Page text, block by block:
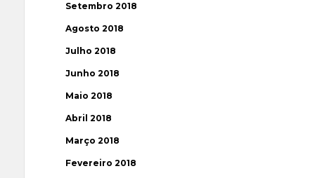
Setembro 2018
Agosto 2018
Julho 2018
Junho 2018
Maio 2018
Abril 2018
Março 2018
Fevereiro 2018